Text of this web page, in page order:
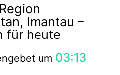
Imantau –
für heute
um 03:13